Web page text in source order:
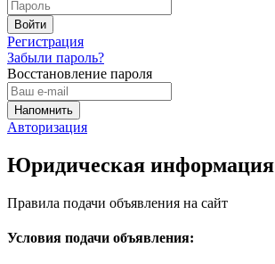
Регистрация
Забыли пароль?
Восстановление пароля
Авторизация
Юридическая информация
Правила подачи объявления на сайт
Условия подачи объявления: